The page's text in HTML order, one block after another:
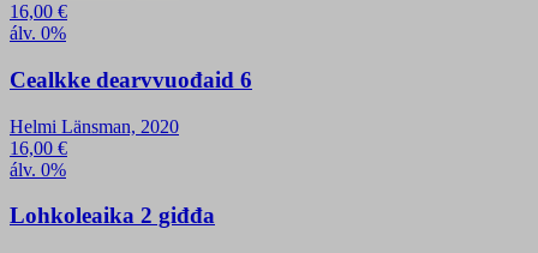
16,00 €
álv. 0%
Cealkke dearvvuođaid 6
Helmi Länsman, 2020
16,00 €
álv. 0%
Lohkoleaika 2 giđđa